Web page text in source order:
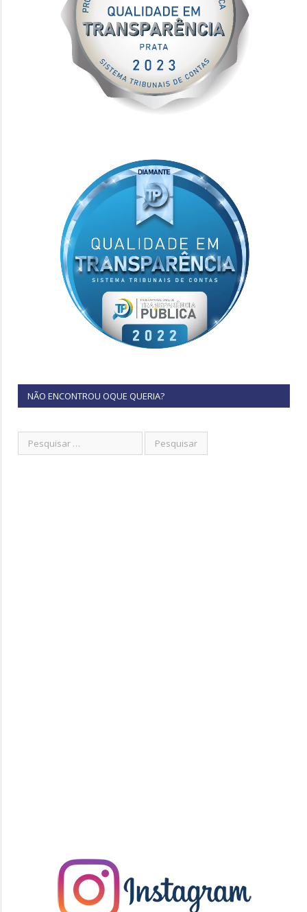
NÃO ENCONTROU OQUE QUERIA?